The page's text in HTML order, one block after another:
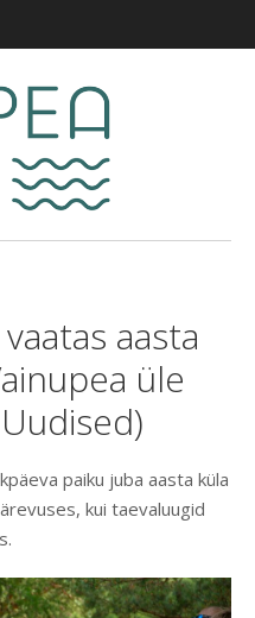
aasta
üle
paiku juba aasta küla
kui taevaluugid